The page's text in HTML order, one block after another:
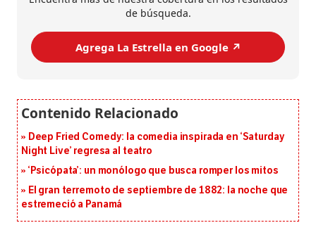
de búsqueda.
Agrega La Estrella en Google ↗️
Deep Fried Comedy: la comedia inspirada en ‘Saturday
Night Live’ regresa al teatro
‘Psicópata’: un monólogo que busca romper los mitos
El gran terremoto de septiembre de 1882: la noche que
estremeció a Panamá